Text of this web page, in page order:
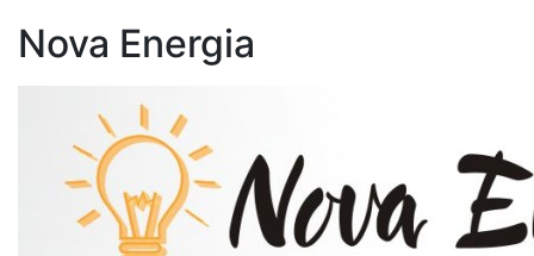
Nova Energia